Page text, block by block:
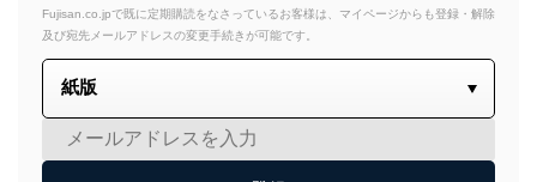
Fujisan.co.jpで既に定期購読をなさっているお客様は、マイページからも登録・解除
及び宛先メールアドレスの変更手続きが可能です。